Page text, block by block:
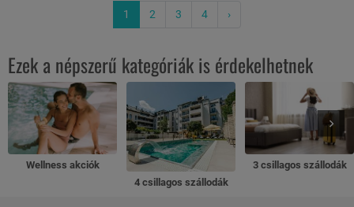
1 2 3 4 ›
Ezek a népszerű kategóriák is érdekelhetnek
Wellness akciók
4 csillagos szállodák
3 csillagos szállodák